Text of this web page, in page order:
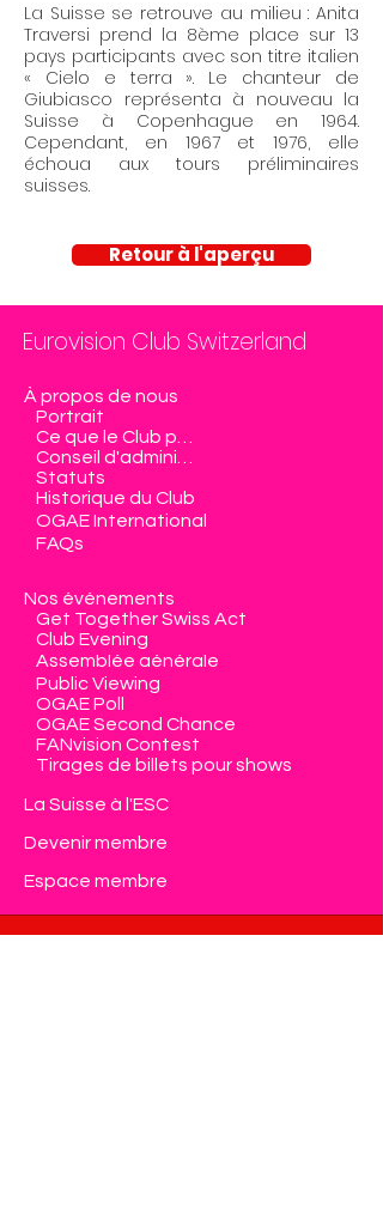
La Suisse se retrouve au milieu : Anita
Traversi prend la 8ème place sur 13
pays participants avec son titre italien
« Cielo e terra ». Le chanteur de
Giubiasco représenta à nouveau la
Suisse à Copenhague en 1964.
Cependant, en 1967 et 1976, elle
échoua aux tours préliminaires
suisses.
Retour à l'aperçu
Eurovision Club Switzerland
À propos de nous
Portrait
Statuts
Historique du Club
OGAE International
FAQs
Nos événements
Get Together Swiss Act
Club Evening
Assemblée générale
Public Viewing
OGAE Poll
OGAE Second Chance
FANvision Contest
Tirages de billets pour shows
La Suisse à l'ESC
Devenir membre
Espace membre